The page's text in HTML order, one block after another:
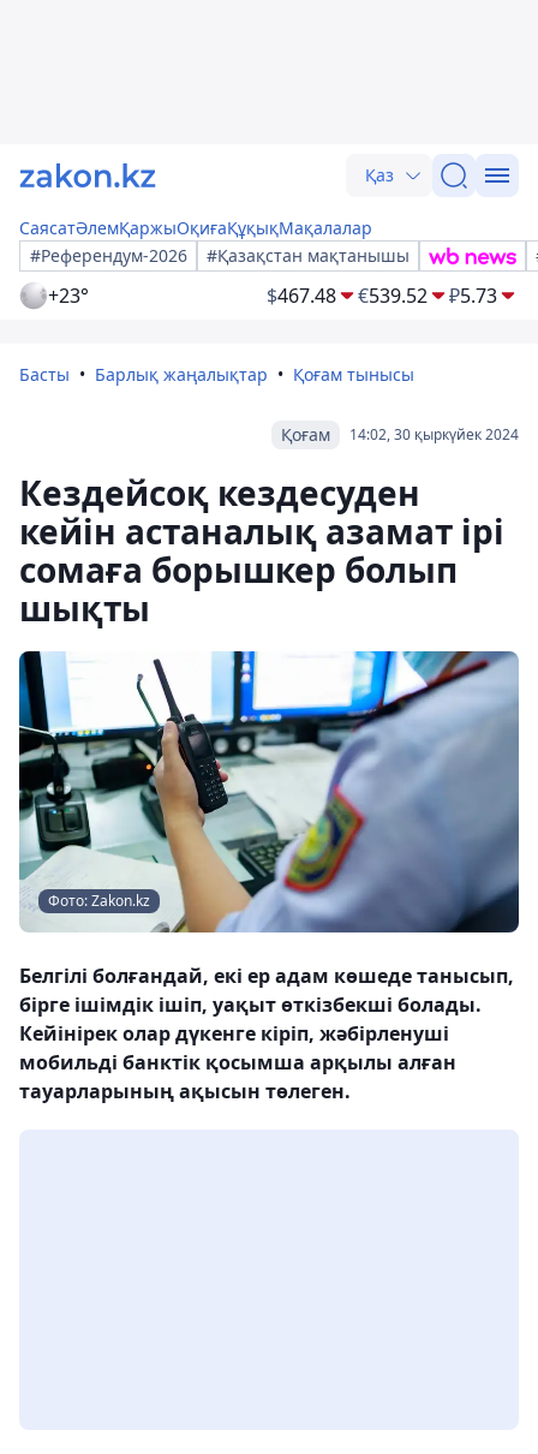
Қаз
СаясатӘлемҚаржыОқиғаҚұқықМақалалар
#Референдум-2026
#Қазақстан мақтанышы
+23° $467.48 €539.52 ₽5.73
Басты Барлық жаңалықтар Қоғам тынысы
14:02, 30 қыркүйек 2024
Қоғам
Кездейсоқ кездесуден
кейін астаналық азамат ірі
сомаға борышкер болып
шықты
Фото: Zakon.kz
Белгілі болғандай, екі ер адам көшеде танысып,
бірге ішімдік ішіп, уақыт өткізбекші болады.
Кейінірек олар дүкенге кіріп, жәбірленуші
мобильді банктік қосымша арқылы алған
тауарларының ақысын төлеген.